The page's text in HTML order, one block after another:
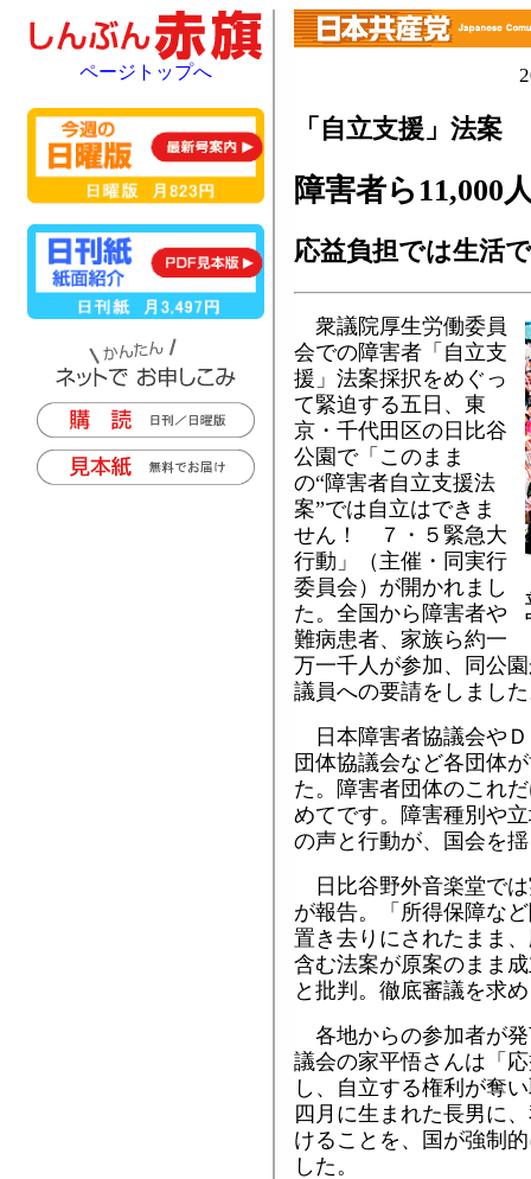
「自立支援」法案
障害者ら11,000
応益負担では生活
衆議院厚生労働委員
会での障害者「自立支
援」法案採択をめぐっ
て緊迫する五日、東
京・千代田区の日比谷
公園で「このまま
の“障害者自立支援法
案”では自立はできま
せん！ ７・５緊急大
行動」（主催・同実行
委員会）が開かれまし
た。全国から障害者や
難病患者、家族ら約一
万一千人が参加、同公
議員への要請をしまし
日本障害者協議会や
団体協議会など各団体
た。障害者団体のこれ
めてです。障害種別や
の声と行動が、国会を
日比谷野外音楽堂で
が報告。「所得保障な
置き去りにされたまま
含む法案が原案のまま
と批判。徹底審議を求
各地からの参加者が
議会の家平悟さんは「
し、自立する権利が奪
四月に生まれた長男に
けることを、国が強制
した。
ページトップへ